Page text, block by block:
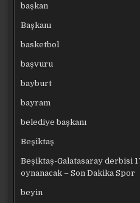
başkan
Başkanı
basketbol
başvuru
bayburt
bayram
belediye başkanı
Beşiktaş
Beşiktaş-Galatasaray derbisi
oynanacak – Son Dakika Spor
beyin